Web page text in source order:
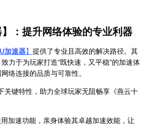
】：提升网络体验的专业利器
加速器】 提供了专业且高效的解决路径。其
力于为玩家打造“既快速，又平稳”的加速体
络连接的品质与可靠性。
关键特性，助力全球玩家无阻畅享《燕云十
用加速功能，亲身体验其卓越加速效能，让